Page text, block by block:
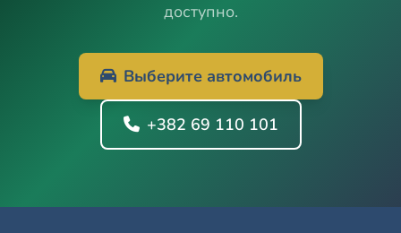
доступно.
Выберите автомобиль
+382 69 110 101